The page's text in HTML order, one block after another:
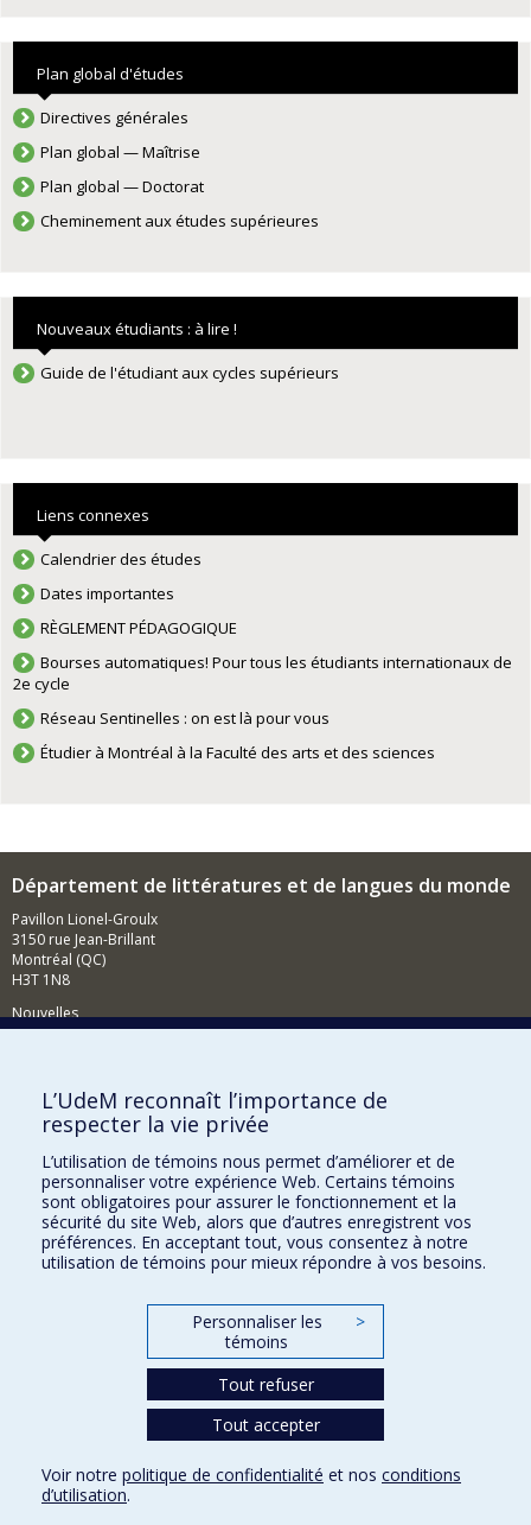
Plan global d'études
Directives générales
Plan global — Maîtrise
Plan global — Doctorat
Cheminement aux études supérieures
Nouveaux étudiants : à lire !
Guide de l'étudiant aux cycles supérieurs
Liens connexes
Calendrier des études
Dates importantes
RÈGLEMENT PÉDAGOGIQUE
Bourses automatiques! Pour tous les étudiants internationaux de
2e cycle
Réseau Sentinelles : on est là pour vous
Étudier à Montréal à la Faculté des arts et des sciences
Département de littératures et de langues du monde
Pavillon Lionel-Groulx
3150 rue Jean-Brillant
Montréal (QC)
H3T 1N8
Nouvelles
Comment soutenir le Département?
BESOIN D'AIDE?
Plan du site
Signaler une erreur
Accessibilité
FACULTÉ DES ARTS ET DES SCIENCES
Nos départements et écoles
Conditions d’utilisation
L’UdeM reconnaît l’importance de
respecter la vie privée
L’utilisation de témoins nous permet d’améliorer et de
personnaliser votre expérience Web. Certains témoins
sont obligatoires pour assurer le fonctionnement et la
sécurité du site Web, alors que d’autres enregistrent vos
préférences. En acceptant tout, vous consentez à notre
utilisation de témoins pour mieux répondre à vos besoins.
Personnaliser les
témoins
>
Tout refuser
Tout accepter
Voir notre politique de confidentialité et nos conditions
d’utilisation.